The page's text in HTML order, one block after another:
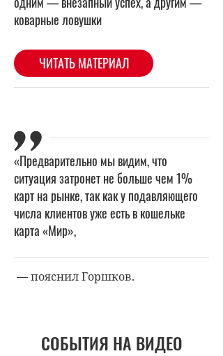
«Предварительно мы видим, что
ситуация затронет не больше чем 1%
карт на рынке, так как у подавляющего
числа клиентов уже есть в кошельке
карта «Мир»,
— пояснил Горшков.
СОБЫТИЯ НА ВИДЕО